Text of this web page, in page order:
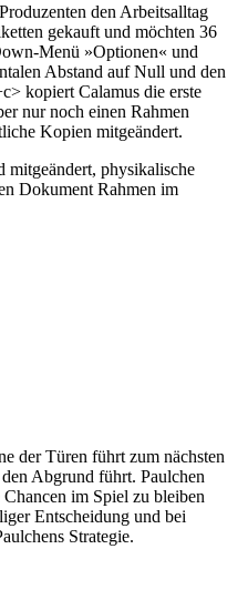
den Arbeitsalltag
gekauft und möchten 36
Menü »Optionen« und
Abstand auf Null und den
kopiert Calamus die erste
nur noch einen Rahmen
Kopien mitgeändert.
mitgeändert, physikalische
Dokument Rahmen im
der Türen führt zum nächsten
Abgrund führt. Paulchen
im Spiel zu bleiben
Entscheidung und bei
Strategie.